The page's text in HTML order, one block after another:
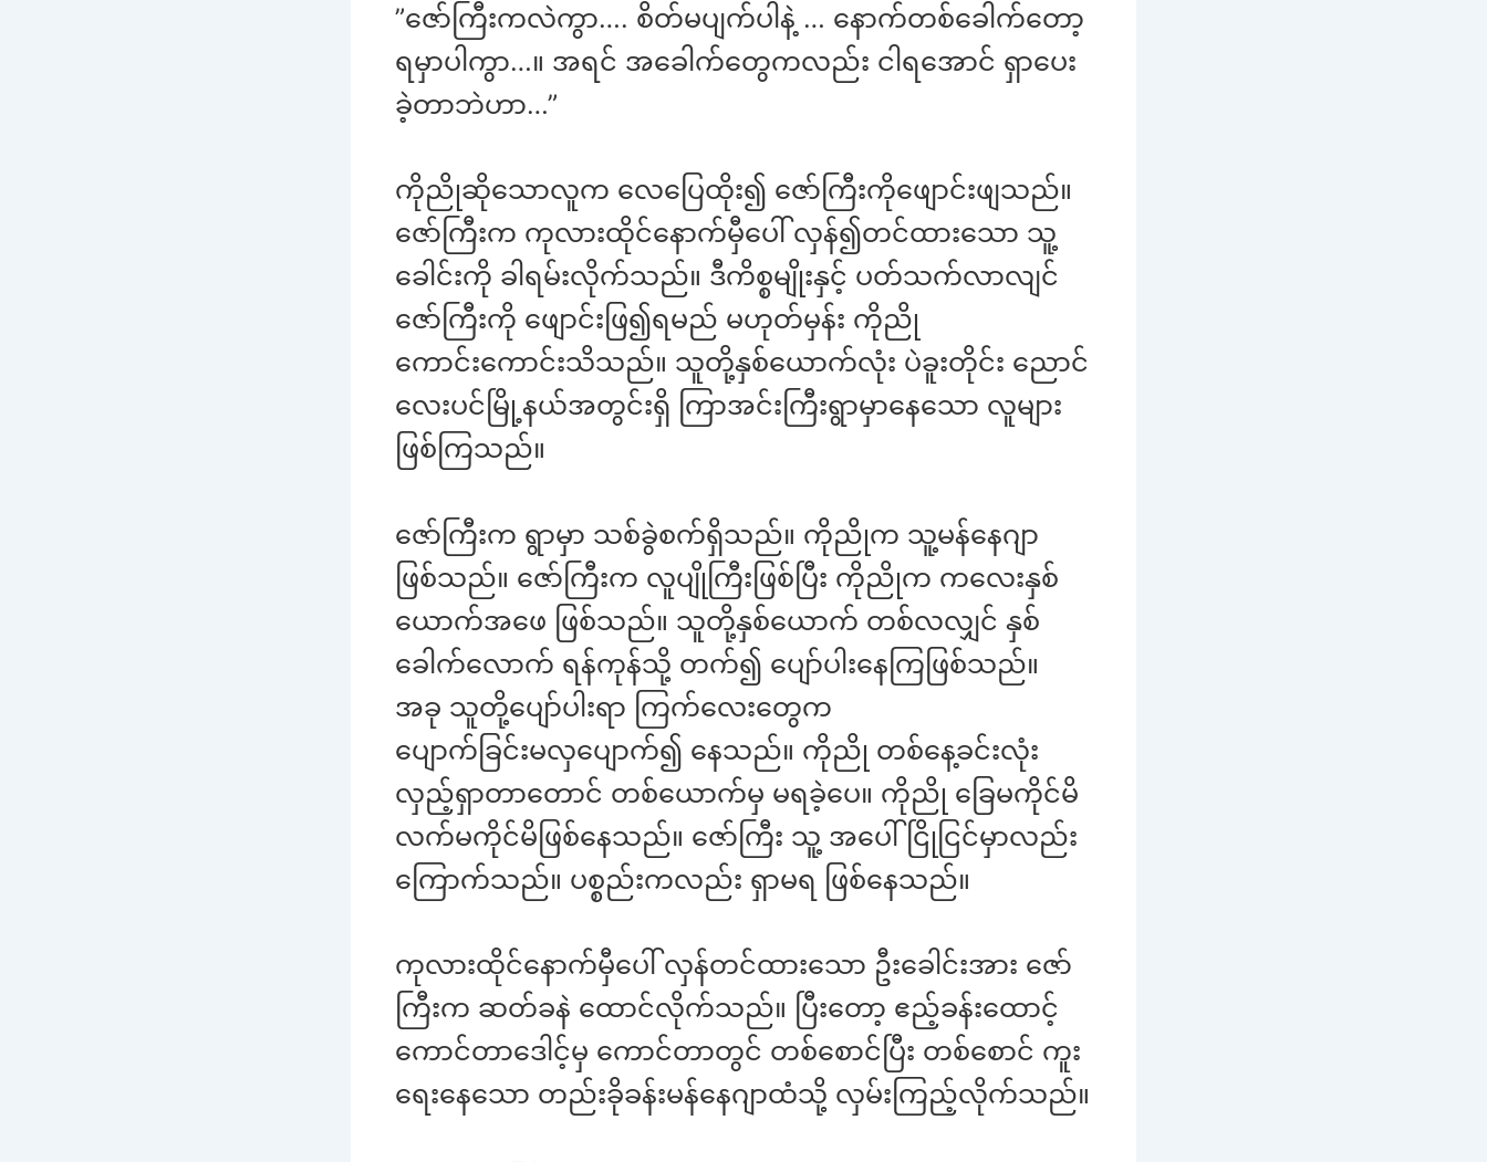
”ဇော်ကြီးကလဲကွာ…. စိတ်မပျက်ပါနဲ့ … နောက်တစ်ခေါက်တော့
ရမှာပါကွာ…။ အရင် အခေါက်တွေကလည်း ငါရအောင် ရှာပေး
ခဲ့တာဘဲဟာ…”
ကိုညိုဆိုသောလူက လေပြေထိုး၍ ဇော်ကြီးကိုဖျောင်းဖျသည်။
ဇော်ကြီးက ကုလားထိုင်နောက်မှီပေါ် လှန်၍တင်ထားသော သူ့
ခေါင်းကို ခါရမ်းလိုက်သည်။ ဒီကိစ္စမျိုးနှင့် ပတ်သက်လာလျင်
ဇော်ကြီးကို ဖျောင်းဖြ၍ရမည် မဟုတ်မှန်း ကိုညို
ကောင်းကောင်းသိသည်။ သူတို့နှစ်ယောက်လုံး ပဲခူးတိုင်း ညောင်
လေးပင်မြို့နယ်အတွင်းရှိ ကြာအင်းကြီးရွာမှာနေသော လူများ
ဖြစ်ကြသည်။
ဇော်ကြီးက ရွာမှာ သစ်ခွဲစက်ရှိသည်။ ကိုညိုက သူ့မန်နေဂျာ
ဖြစ်သည်။ ဇော်ကြီးက လူပျိုကြီးဖြစ်ပြီး ကိုညိုက ကလေးနှစ်
ယောက်အဖေ ဖြစ်သည်။ သူတို့နှစ်ယောက် တစ်လလျှင် နှစ်
ခေါက်လောက် ရန်ကုန်သို့ တက်၍ ပျော်ပါးနေကြဖြစ်သည်။
အခု သူတို့ပျော်ပါးရာ ကြက်လေးတွေက
ပျောက်ခြင်းမလှပျောက်၍ နေသည်။ ကိုညို တစ်နေ့ခင်းလုံး
လှည့်ရှာတာတောင် တစ်ယောက်မှ မရခဲ့ပေ။ ကိုညို ခြေမကိုင်မိ
လက်မကိုင်မိဖြစ်နေသည်။ ဇော်ကြီး သူ့ အပေါ် ငြိုငြင်မှာလည်း
ကြောက်သည်။ ပစ္စည်းကလည်း ရှာမရ ဖြစ်နေသည်။
ကုလားထိုင်နောက်မှီပေါ် လှန်တင်ထားသော ဦးခေါင်းအား ဇော်
ကြီးက ဆတ်ခနဲ ထောင်လိုက်သည်။ ပြီးတော့ ဧည့်ခန်းထောင့်
ကောင်တာဒေါင့်မှ ကောင်တာတွင် တစ်စောင်ပြီး တစ်စောင် ကူး
ရေးနေသော တည်းခိုခန်းမန်နေဂျာထံသို့ လှမ်းကြည့်လိုက်သည်။